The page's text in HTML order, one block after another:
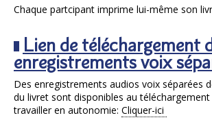
Chaque partcipant imprime lui-même son
Lien de téléchargement
enregistrements voix
Des enregistrements audios voix séparées
du livret sont disponibles au
travailler en autonomie: Cliquer-ici